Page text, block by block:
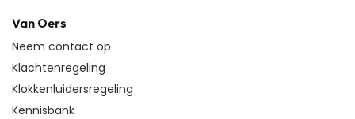
Van Oers
Neem contact op
Klachtenregeling
Klokkenluidersregeling
Kennisbank